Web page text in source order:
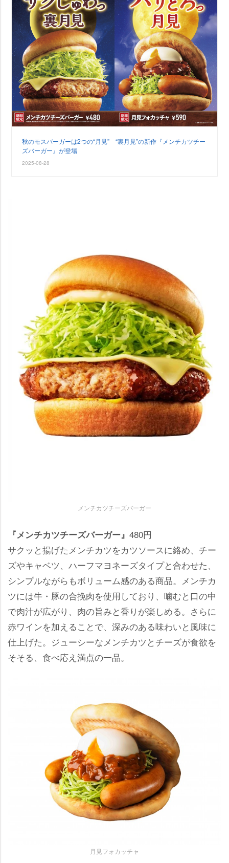
秋のモスバーガーは2つの“月見” “裏月見”の新作『メンチカツチー
ズバーガー』が登場
2025-08-28
メンチカツチーズバーガー
『メンチカツチーズバーガー』 480円
サクッと揚げたメンチカツをカツソースに絡め、チー
ズやキャベツ、ハーフマヨネーズタイプと合わせた、
シンプルながらもボリューム感のある商品。メンチカ
ツには牛・豚の合挽肉を使用しており、噛むと口の中
で肉汁が広がり、肉の旨みと香りが楽しめる。さらに
赤ワインを加えることで、深みのある味わいと風味に
仕上げた。ジューシーなメンチカツとチーズが食欲を
そそる、食べ応え満点の一品。
月見フォカッチャ